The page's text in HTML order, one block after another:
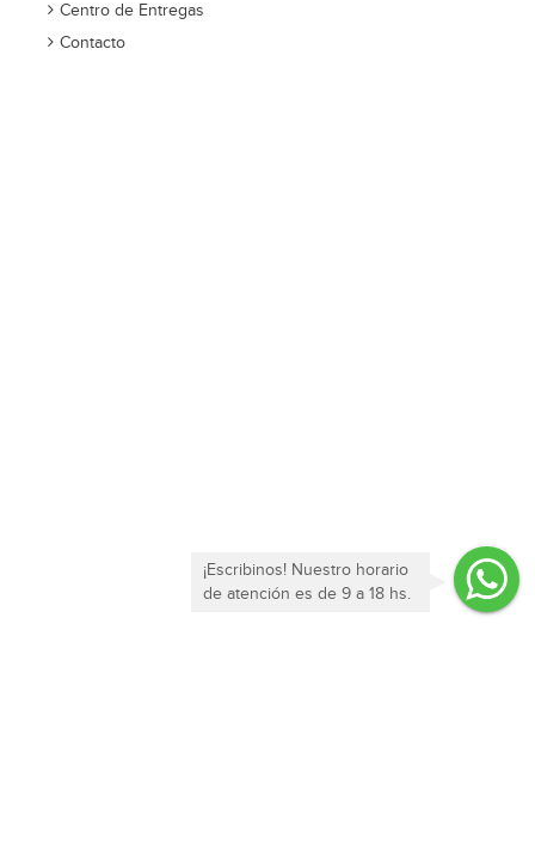
Centro de Entregas
Contacto
¡Escribinos! Nuestro horario
de atención es de 9 a 18 hs.